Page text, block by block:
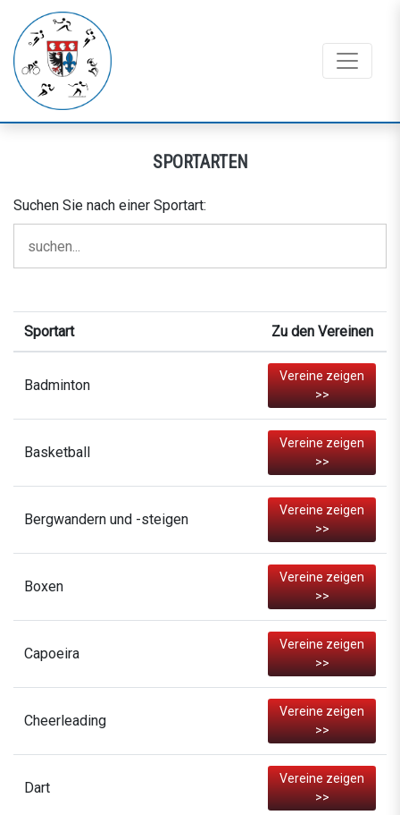
SPORTARTEN
Suchen Sie nach einer Sportart:
Sportart Zu den Vereinen
Badminton
Vereine zeigen
>>
Basketball
Vereine zeigen
>>
Bergwandern und -steigen
Vereine zeigen
>>
Boxen
Vereine zeigen
>>
Capoeira
Vereine zeigen
>>
Cheerleading
Vereine zeigen
>>
Dart
Vereine zeigen
>>